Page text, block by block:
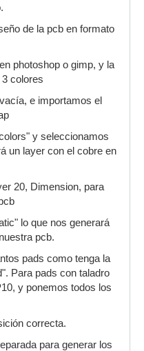
de la pcb en formato
photoshop o gimp, y la
colores
e importamos el
y seleccionamos
un layer con el cobre en
20, Dimension, para
lo que nos generará
pcb.
pads como tenga la
Para pads con taladro
y ponemos todos los
correcta.
para generar los